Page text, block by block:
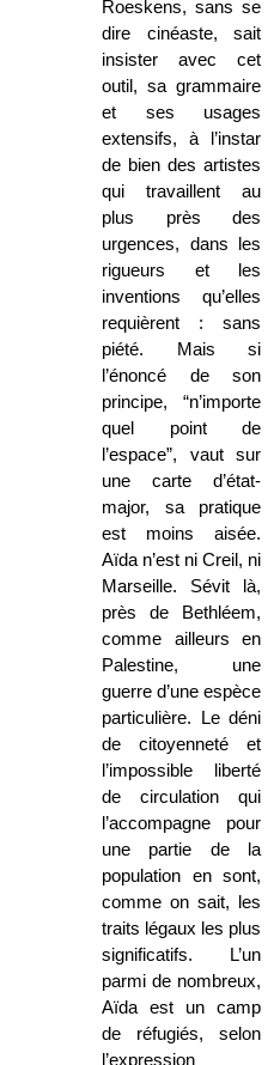
Roeskens, sans se
dire cinéaste, sait
insister avec cet
outil, sa grammaire
et ses usages
extensifs, à l’instar
de bien des artistes
qui travaillent au
plus près des
urgences, dans les
rigueurs et les
inventions qu’elles
requièrent : sans
piété. Mais si
l’énoncé de son
principe, “n’importe
quel point de
l’espace”, vaut sur
une carte d’état-
major, sa pratique
est moins aisée.
Aïda n’est ni Creil, ni
Marseille. Sévit là,
près de Bethléem,
comme ailleurs en
Palestine, une
guerre d’une espèce
particulière. Le déni
de citoyenneté et
l’impossible liberté
de circulation qui
l’accompagne pour
une partie de la
population en sont,
comme on sait, les
traits légaux les plus
significatifs. L’un
parmi de nombreux,
Aïda est un camp
de réfugiés, selon
l’expression